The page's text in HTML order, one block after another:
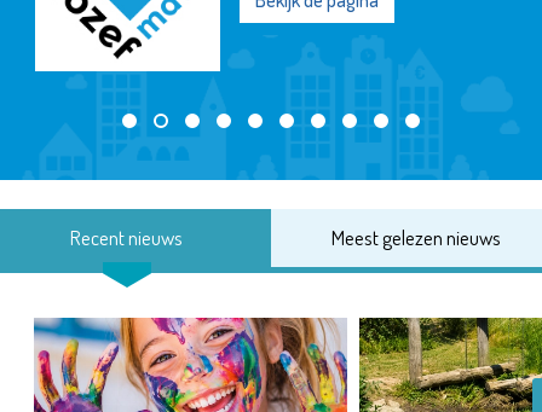
Recent nieuws Meest gelezen nieuws